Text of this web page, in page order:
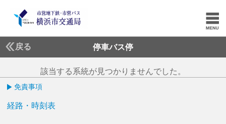
戻る 停車バス停
該当する系統が見つかりませんでした。
免責事項
経路・時刻表